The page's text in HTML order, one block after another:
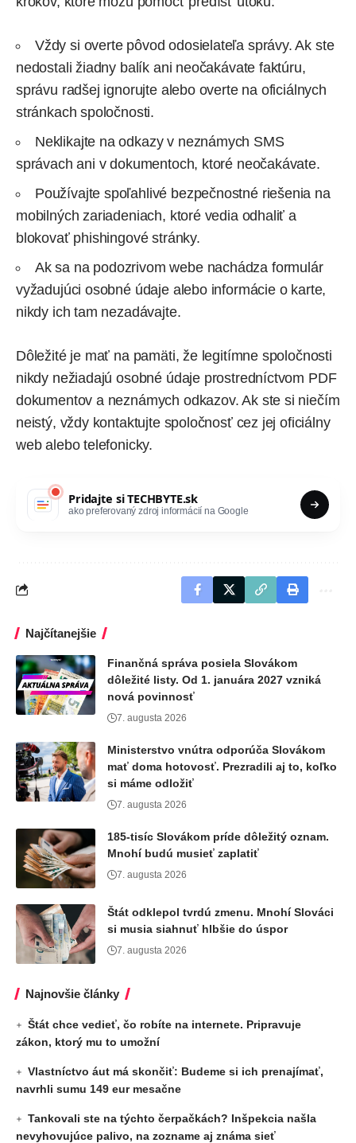
Vždy si overte pôvod odosielateľa správy. Ak ste
nedostali žiadny balík ani neočakávate faktúru,
správu radšej ignorujte alebo overte na oficiálnych
stránkach spoločnosti.
Neklikajte na odkazy v neznámych SMS
správach ani v dokumentoch, ktoré neočakávate.
Používajte spoľahlivé bezpečnostné riešenia na
mobilných zariadeniach, ktoré vedia odhaliť a
blokovať phishingové stránky.
Ak sa na podozrivom webe nachádza formulár
vyžadujúci osobné údaje alebo informácie o karte,
nikdy ich tam nezadávajte.
Dôležité je mať na pamäti, že legitímne spoločnosti
nikdy nežiadajú osobné údaje prostredníctvom PDF
dokumentov a neznámych odkazov. Ak ste si niečím
neistý, vždy kontaktujte spoločnosť cez jej oficiálny
web alebo telefonicky.
Pridajte siTECHBYTE.sk
ako preferovaný zdroj informácií na Google
Najčítanejšie
Finančná správa posiela Slovákom
dôležité listy. Od 1. januára 2027 vzniká
nová povinnosť
7. augusta 2026
Ministerstvo vnútra odporúča Slovákom
mať doma hotovosť. Prezradili aj to, koľko
si máme odložiť
7. augusta 2026
185-tisíc Slovákom príde dôležitý oznam.
Mnohí budú musieť zaplatiť
7. augusta 2026
Štát odklepol tvrdú zmenu. Mnohí Slováci
si musia siahnuť hlbšie do úspor
7. augusta 2026
Najnovšie články
Štát chce vedieť, čo robíte na internete. Pripravuje
zákon, ktorý mu to umožní
Vlastníctvo áut má skončiť: Budeme si ich prenajímať,
navrhli sumu 149 eur mesačne
Tankovali ste na týchto čerpačkách? Inšpekcia našla
nevyhovujúce palivo, na zozname aj známa sieť